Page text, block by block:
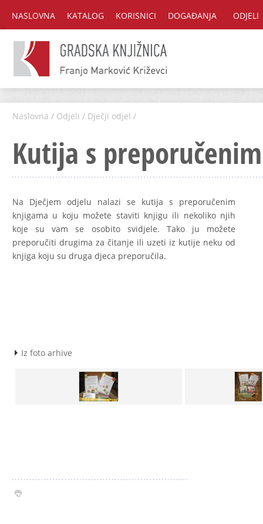
NASLOVNA KATALOG KORISNICI DOGAĐANJA ODJELI
Naslovna / Odjeli / Dječji odjel /
Kutija s
Na Dječjem odjelu nalazi se kutija s preporučenim
knjigama u koju možete staviti knjigu ili nekoliko njih
koje su vam se osobito svidjele. Tako ju možete
preporučiti drugima za čitanje ili uzeti iz kutije neku od
knjiga koju su druga djeca preporučila.
Iz foto arhive